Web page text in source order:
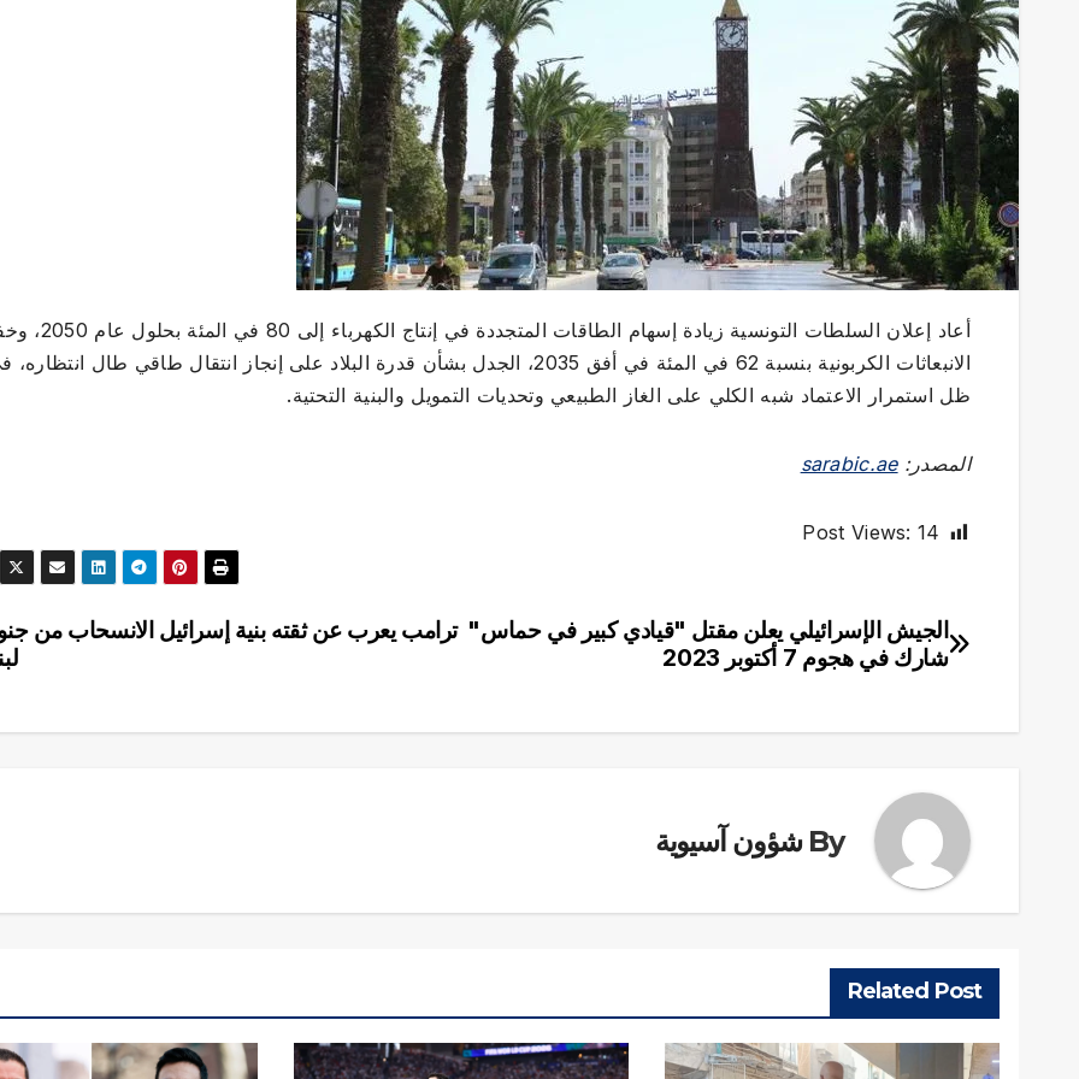
أعاد إعلان السلطات التونسية زيادة إسهام الطاقات المتجددة
الانبعاثات الكربونية بنسبة 62 في المئة في أفق 2035، الجدل بشأن قدرة البلاد على إنجاز انتقال طاقي طال
ظل استمرار الاعتماد شبه الكلي على الغاز الطبيعي وتحديات التمويل والبنية التحتية.
المصدر:sarabic.ae
Post Views: 14
تصفّح
ترامب يعرب عن ثقته بنية إسرائيل الانسحاب من الجيش الإسرائيلي يعلن مقتل "قيادي كبير في حماس"
شارك في هجوم 7 أكتوبر 2023
By شؤون آسيوية
Related Post